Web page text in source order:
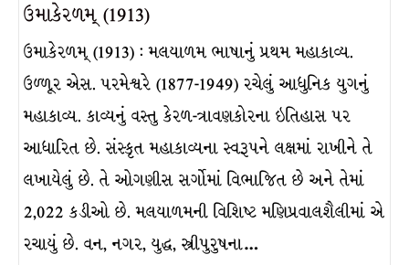
ઉમાકેરળમ્ (1913)
ઉમાકેરળમ્ (1913) : મલયાળમ ભાષાનું પ્રથમ મહાકાવ્ય.
ઉળ્ળૂર એસ. પરમેશ્વરે (1877-1949) રચેલું આધુનિક યુગનું
મહાકાવ્ય. કાવ્યનું વસ્તુ કેરળ-ત્રાવણકોરના ઇતિહાસ પર
આધારિત છે. સંસ્કૃત મહાકાવ્યના સ્વરૂપને લક્ષમાં રાખીને તે
લખાયેલું છે. તે ઓગણીસ સર્ગોમાં વિભાજિત છે અને તેમાં
2,022 કડીઓ છે. મલયાળમની વિશિષ્ટ મણિપ્રવાલશૈલીમાં એ
રચાયું છે. વન, નગર, યુદ્ધ, સ્ત્રીપુરુષના…